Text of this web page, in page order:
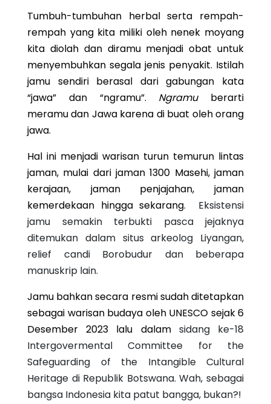
Tumbuh-tumbuhan herbal serta rempah-
rempah yang kita miliki oleh nenek moyang
kita diolah dan diramu menjadi obat untuk
menyembuhkan segala jenis penyakit. Istilah
jamu sendiri berasal dari gabungan kata
“jawa” dan “ngramu”. Ngramuberarti
meramu dan Jawa karena di buat oleh orang
jawa.
Hal ini menjadi warisan turun temurun lintas
jaman, mulai dari jaman 1300 Masehi, jaman
kerajaan, jaman penjajahan, jaman
kemerdekaan hingga sekarang. Eksistensi
jamu semakin terbukti pasca jejaknya
ditemukan dalam situs arkeolog Liyangan,
relief candi Borobudur dan beberapa
manuskrip lain.
Jamu bahkan secara resmi sudah ditetapkan
sebagai warisan budaya oleh UNESCO sejak 6
Desember 2023 lalu dalam sidang ke-18
Intergovermental Committee for the
Safeguarding of the Intangible Cultural
Heritage di Republik Botswana. Wah, sebagai
bangsa Indonesia kita patut bangga, bukan?!